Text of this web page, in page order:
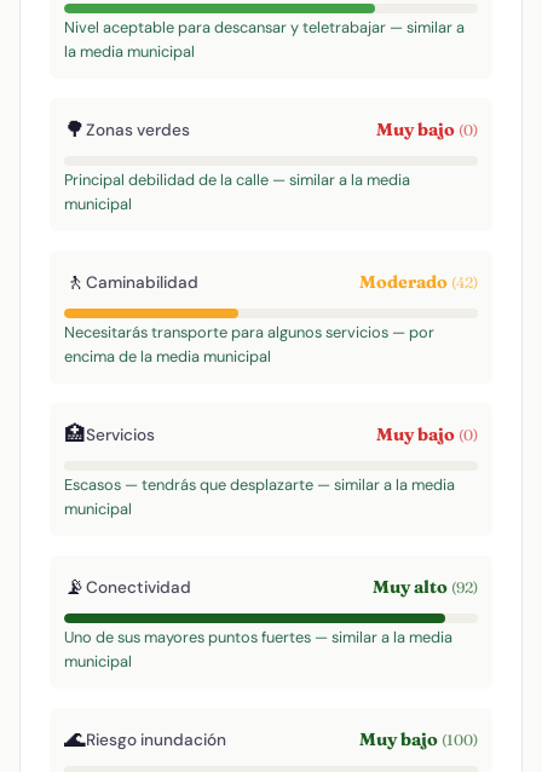
Nivel aceptable para descansar y teletrabajar — similar a
la media municipal
🌳Zonas verdes Muy bajo (0)
Principal debilidad de la calle — similar a la media
municipal
🚶 Caminabilidad Moderado (42)
Necesitarás transporte para algunos servicios — por
encima de la media municipal
🏥Servicios Muy bajo (0)
Escasos — tendrás que desplazarte — similar a la media
municipal
📡Conectividad Muy alto (92)
Uno de sus mayores puntos fuertes — similar a la media
municipal
🌊Riesgo inundación Muy bajo (100)